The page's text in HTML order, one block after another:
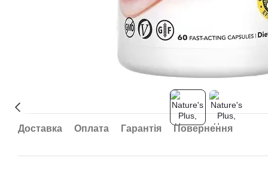
Доставка Оплата Гарантія Повернення